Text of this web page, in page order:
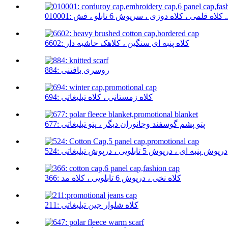
6 تابلو ، فش ...
6602: کلاه پنبه ای سنگین ، کلاهک حاشیه دار
884: روسری بافتنی
694: کلاه زمستانی ، کلاه تبلیغاتی
677: پتو پشم گوسفند وجانوران دیگر ، پتو تبلیغاتی
524: درپوش پنبه ای ، درپوش 5 تابلویی ، درپوش تبلیغاتی
366: کلاه نخی ، درپوش 6 تابلویی ، کلاه مد
211: کلاه شلوار جین تبلیغاتی